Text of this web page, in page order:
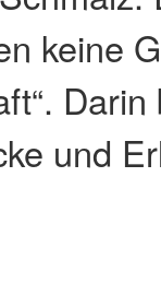
keine
und